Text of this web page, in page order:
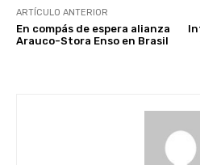
ARTÍCULO ANTERIOR
En compás de espera alianza
Arauco-Stora Enso en Brasil